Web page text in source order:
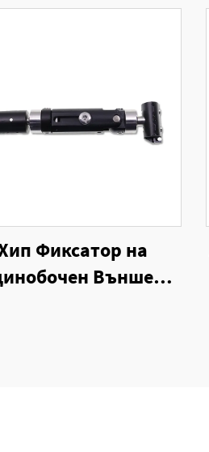
Фиксатор на
Външен